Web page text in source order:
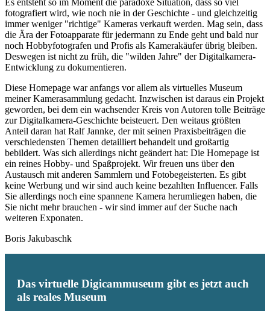
Es entsteht so im Moment die paradoxe Situation, dass so viel
fotografiert wird, wie noch nie in der Geschichte - und gleichzeitig
immer weniger "richtige" Kameras verkauft werden. Mag sein, dass
die Ära der Fotoapparate für jedermann zu Ende geht und bald nur
noch Hobbyfotografen und Profis als Kamerakäufer übrig bleiben.
Deswegen ist nicht zu früh, die "wilden Jahre" der Digitalkamera-
Entwicklung zu dokumentieren.
Diese Homepage war anfangs vor allem als virtuelles Museum
meiner Kamerasammlung gedacht. Inzwischen ist daraus ein Projekt
geworden, bei dem ein wachsender Kreis von Autoren tolle Beiträge
zur Digitalkamera-Geschichte beisteuert. Den weitaus größten
Anteil daran hat Ralf Jannke, der mit seinen Praxisbeiträgen die
verschiedensten Themen detailliert behandelt und großartig
bebildert. Was sich allerdings nicht geändert hat: Die Homepage ist
ein reines Hobby- und Spaßprojekt. Wir freuen uns über den
Austausch mit anderen Sammlern und Fotobegeisterten. Es gibt
keine Werbung und wir sind auch keine bezahlten Influencer. Falls
Sie allerdings noch eine spannene Kamera herumliegen haben, die
Sie nicht mehr brauchen - wir sind immer auf der Suche nach
weiteren Exponaten.
Boris Jakubaschk
Das virtuelle Digicammuseum gibt es jetzt auch
als reales Museum